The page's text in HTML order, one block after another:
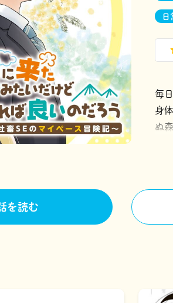
日
毎
身
ぬ
し
を読む